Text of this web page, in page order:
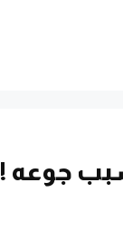
جوعه !